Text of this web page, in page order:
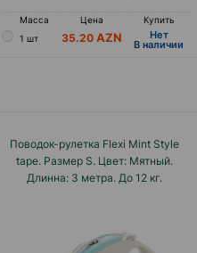
Масса Цена
Купить
1 шт
35.20 Hет
B наличии
Поводок-рулетка Flexi Mint Style
tape. Размер S. Цвет: Мятный.
Длинна: 3 метра. До 12 кг.